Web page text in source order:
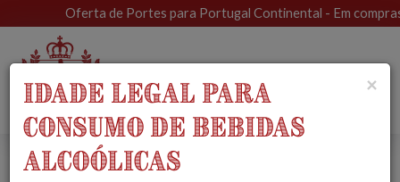
Oferta de Portes para Portugal Continental - Em compras
×
IDADE LEGAL PARA
CONSUMO DE BEBIDAS
ALCOÓLICAS